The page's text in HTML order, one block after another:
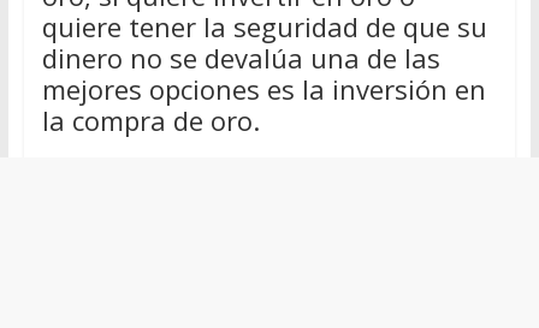
quiere tener la seguridad de que su
dinero no se devalúa una de las
mejores opciones es la inversión en
la compra de oro.